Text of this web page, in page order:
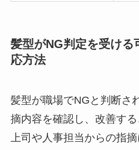
髪型がNG判定を受ける
応方法
髪型が職場でNGと判断さ
摘内容を確認し、改善する
上司や人事担当からの指